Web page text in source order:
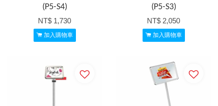
(P5-S4)
NT$ 1,730
加入購物車
(P5-S3)
NT$ 2,050
加入購物車